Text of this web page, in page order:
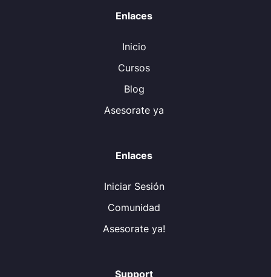
Enlaces
Inicio
Cursos
Blog
Asesorate ya
Enlaces
Iniciar Sesión
Comunidad
Asesorate ya!
Support